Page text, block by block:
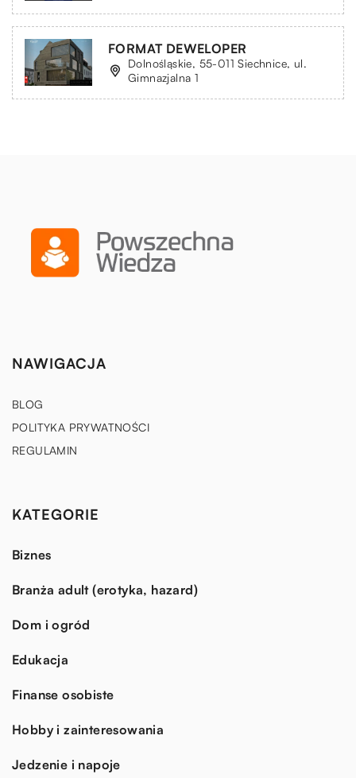
FORMAT DEWELOPER
Dolnośląskie, 55-011 Siechnice, ul.
Gimnazjalna 1
NAWIGACJA
BLOG
POLITYKA PRYWATNOŚCI
REGULAMIN
KATEGORIE
Biznes
Branża adult (erotyka, hazard)
Dom i ogród
Edukacja
Finanse osobiste
Hobby i zainteresowania
Jedzenie i napoje